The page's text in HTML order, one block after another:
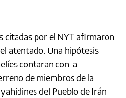
citadas por el NYT afirmaron
atentado. Una hipótesis
contaran con la
de miembros de la
del Pueblo de Irán